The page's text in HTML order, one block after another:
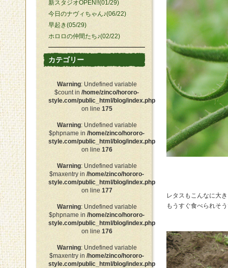
新スタジオOPEN!!(01/29)
今日のナヴィちゃん♪(06/22)
早起き(05/29)
ホロロの仲間たち♪(02/22)
カテゴリー
Warning: Undefined variable
$count in /home/zinco/hororo-
style.com/public_html/blog/index.php
on line 175
Warning: Undefined variable
$phpname in /home/zinco/hororo-
style.com/public_html/blog/index.php
on line 176
Warning: Undefined variable
$maxentry in /home/zinco/hororo-
style.com/public_html/blog/index.php
on line 177
Warning: Undefined variable
$phpname in /home/zinco/hororo-
style.com/public_html/blog/index.php
on line 176
Warning: Undefined variable
$maxentry in /home/zinco/hororo-
style.com/public_html/blog/index.php
レタスもこんなに大
もうすぐ食べられそ